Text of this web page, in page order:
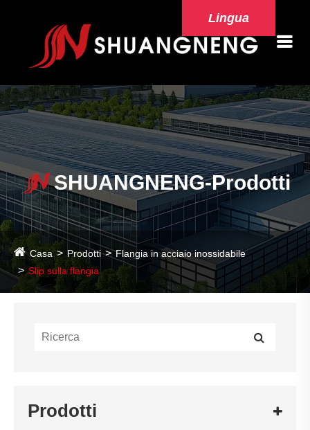
Lingua
SHUANGNENG-Prodotti
Casa Prodotti
Flangia in acciaio inossidabile
Slip sulla flangia
Prodotti